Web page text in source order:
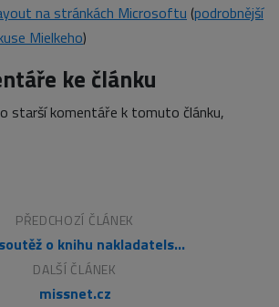
na stránkách Microsoftu (podrobnější
Mielkeho)
ke článku
starší komentáře k tomuto článku,
PŘEDCHOZÍ ČLÁNEK
Letní soutěž o knihu nakladatelství Zoner Press (23. června 2008)
DALŠÍ ČLÁNEK
missnet.cz